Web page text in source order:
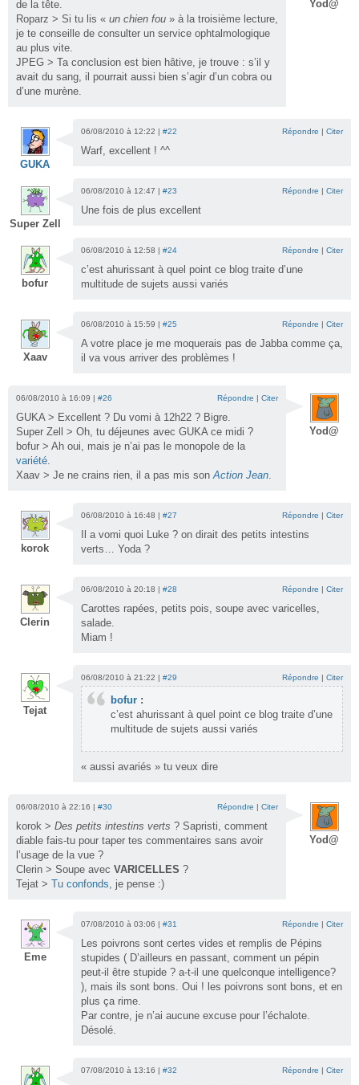
Yod@
de la tête.
Roparz > Si tu lis « un chien fou » à la troisième lecture,
je te conseille de consulter un service ophtalmologique
au plus vite.
JPEG > Ta conclusion est bien hâtive, je trouve : s’il y
avait du sang, il pourrait aussi bien s’agir d’un cobra ou
d’une murène.
GUKA
06/08/2010 à 12:22 | #22 Répondre | Citer
Warf, excellent ! ^^
Super Zell
06/08/2010 à 12:47 | #23 Répondre | Citer
Une fois de plus excellent
bofur
06/08/2010 à 12:58 | #24 Répondre | Citer
c’est ahurissant à quel point ce blog traite d’une
multitude de sujets aussi variés
Xaav
06/08/2010 à 15:59 | #25 Répondre | Citer
A votre place je me moquerais pas de Jabba comme ça,
il va vous arriver des problèmes !
Yod@
06/08/2010 à 16:09 | #26 Répondre | Citer
GUKA > Excellent ? Du vomi à 12h22 ? Bigre.
Super Zell > Oh, tu déjeunes avec GUKA ce midi ?
bofur > Ah oui, mais je n’ai pas le monopole de la
variété.
Xaav > Je ne crains rien, il a pas mis sonAction Jean.
korok
06/08/2010 à 16:48 | #27 Répondre | Citer
Il a vomi quoi Luke ? on dirait des petits intestins
verts… Yoda ?
Clerin
06/08/2010 à 20:18 | #28 Répondre | Citer
Carottes rapées, petits pois, soupe avec varicelles,
salade.
Miam !
Tejat
06/08/2010 à 21:22 | #29 Répondre | Citer
bofur :
c’est ahurissant à quel point ce blog traite d’une
multitude de sujets aussi variés
« aussi avariés » tu veux dire
Yod@
06/08/2010 à 22:16 | #30 Répondre | Citer
korok > Des petits intestins verts ? Sapristi, comment
diable fais-tu pour taper tes commentaires sans avoir
l’usage de la vue ?
Clerin > Soupe avec VARICELLES ?
Tejat > Tu confonds, je pense :)
Eme
07/08/2010 à 03:06 | #31 Répondre | Citer
Les poivrons sont certes vides et remplis de Pépins
stupides ( D’ailleurs en passant, comment un pépin
peut-il être stupide ? a-t-il une quelconque intelligence?
), mais ils sont bons. Oui ! les poivrons sont bons, et en
plus ça rime.
Par contre, je n’ai aucune excuse pour l’échalote.
Désolé.
07/08/2010 à 13:16 | #32 Répondre | Citer